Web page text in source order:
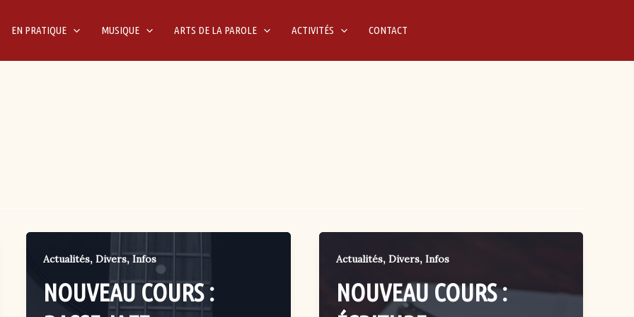
EN PRATIQUE MUSIQUE ARTS DE LA PAROLE ACTIVITÉS CONTACT
Actualités,Divers,Infos
NOUVEAU COURS :
Actualités, Divers, Infos
NOUVEAU COURS :